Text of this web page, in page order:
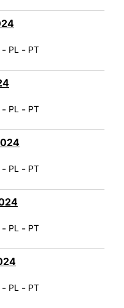
- PL - PT
- PL - PT
- PL - PT
- PL - PT
- PL - PT